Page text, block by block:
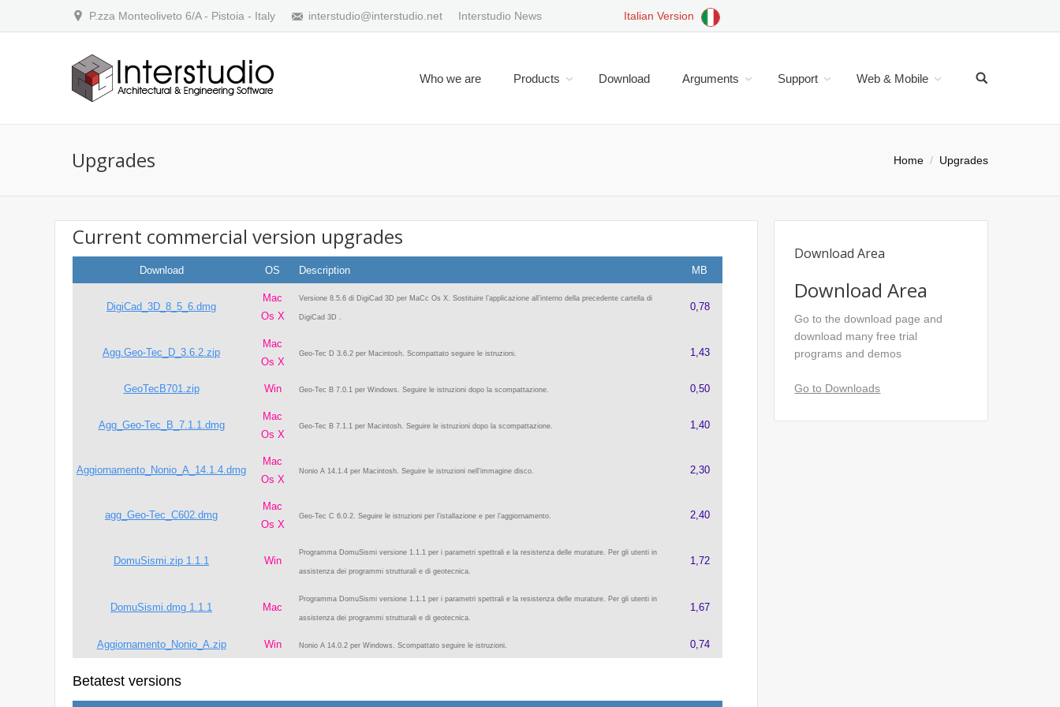
P.zza Monteoliveto 6/A - Pistoia - Italy interstudio@interstudio.net Interstudio News Italian Version
Who we are Products Download Arguments Support Web & Mobile
Upgrades Home Upgrades
Current commercial version upgrades
Download OS Description MB
DigiCad_3D_8_5_6.dmg
Mac
Os X
Versione 8.5.6 di DigiCad 3D per MaCc Os X. Sostituire l’applicazione all’interno della precedente cartella di
DigiCad 3D .
0,78
Agg.Geo-Tec_D_3.6.2.zip
Mac
Os X
Geo-Tec D 3.6.2 per Macintosh. Scompattato seguire le istruzioni. 1,43
GeoTecB701.zip Win Geo-Tec B 7.0.1 per Windows. Seguire le istruzioni dopo la scompattazione. 0,50
Agg_Geo-Tec_B_7.1.1.dmg
Mac
Os X
Geo-Tec B 7.1.1 per Macintosh. Seguire le istruzioni dopo la scompattazione. 1,40
Aggiornamento_Nonio_A_14.1.4.dmg
Mac
Os X
Nonio A 14.1.4 per Macintosh. Seguire le istruzioni nell’immagine disco. 2,30
agg_Geo-Tec_C602.dmg
Mac
Os X
Geo-Tec C 6.0.2. Seguire le istruzioni per l’istallazione e per l’aggiornamento. 2,40
DomuSismi.zip 1.1.1 Win
Programma DomuSismi versione 1.1.1 per i parametri spettrali e la resistenza delle murature. Per gli utenti in
assistenza dei programmi strutturali e di geotecnica.
1,72
DomuSismi.dmg 1.1.1 Mac
Programma DomuSismi versione 1.1.1 per i parametri spettrali e la resistenza delle murature. Per gli utenti in
assistenza dei programmi strutturali e di geotecnica.
1,67
Aggiornamento_Nonio_A.zip Win Nonio A 14.0.2 per Windows. Scompattato seguire le istruzioni. 0,74
Betatest versions
Download Area
Download Area
Go to the download page and
download many free trial
programs and demos
Go to Downloads